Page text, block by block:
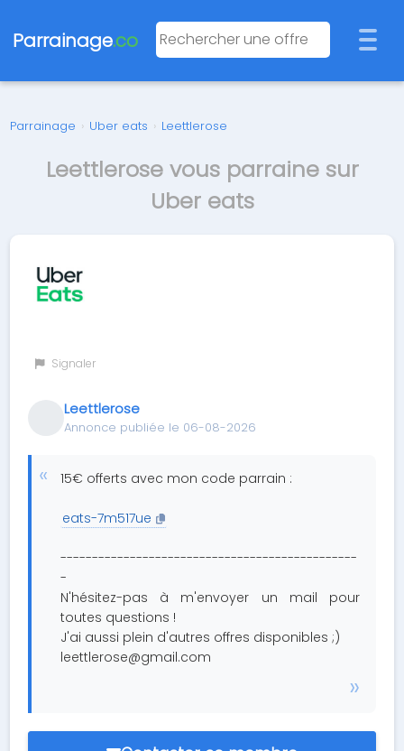
Parrainage.co
Parrainage › Uber eats › Leettlerose
Leettlerose vous parraine sur
Uber eats
Signaler
Leettlerose
Annonce publiée le 06-08-2026
15€ offerts avec mon code parrain :
eats-7m517ue
-----------------------------------------------
-
N'hésitez-pas à m'envoyer un mail pour
toutes questions !
J'ai aussi plein d'autres offres disponibles ;)
leettlerose@gmail.com